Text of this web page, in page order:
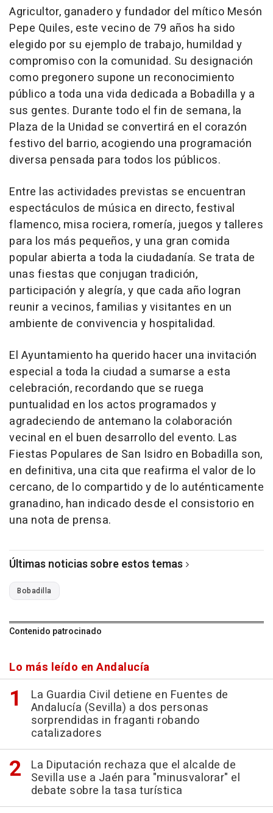
Agricultor, ganadero y fundador del mítico Mesón
Pepe Quiles, este vecino de 79 años ha sido
elegido por su ejemplo de trabajo, humildad y
compromiso con la comunidad. Su designación
como pregonero supone un reconocimiento
público a toda una vida dedicada a Bobadilla y a
sus gentes. Durante todo el fin de semana, la
Plaza de la Unidad se convertirá en el corazón
festivo del barrio, acogiendo una programación
diversa pensada para todos los públicos.
Entre las actividades previstas se encuentran
espectáculos de música en directo, festival
flamenco, misa rociera, romería, juegos y talleres
para los más pequeños, y una gran comida
popular abierta a toda la ciudadanía. Se trata de
unas fiestas que conjugan tradición,
participación y alegría, y que cada año logran
reunir a vecinos, familias y visitantes en un
ambiente de convivencia y hospitalidad.
El Ayuntamiento ha querido hacer una invitación
especial a toda la ciudad a sumarse a esta
celebración, recordando que se ruega
puntualidad en los actos programados y
agradeciendo de antemano la colaboración
vecinal en el buen desarrollo del evento. Las
Fiestas Populares de San Isidro en Bobadilla son,
en definitiva, una cita que reafirma el valor de lo
cercano, de lo compartido y de lo auténticamente
granadino, han indicado desde el consistorio en
una nota de prensa.
Últimas noticias sobre estos temas
Bobadilla
Contenido patrocinado
Lo más leído en Andalucía
La Guardia Civil detiene en Fuentes de
Andalucía (Sevilla) a dos personas
sorprendidas in fraganti robando
catalizadores
La Diputación rechaza que el alcalde de
Sevilla use a Jaén para "minusvalorar" el
debate sobre la tasa turística